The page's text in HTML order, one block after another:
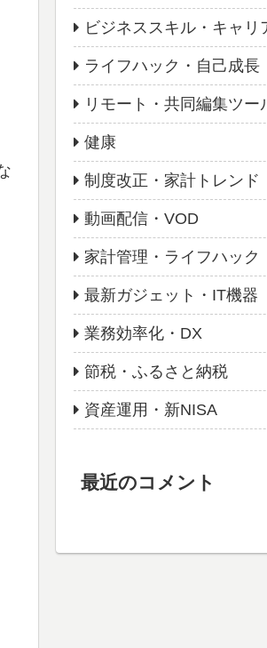
ビジネススキル・キャリ
ライフハック・自己成長
リモート・共同編集ツー
健康
制度改正・家計トレンド
動画配信・VOD
家計管理・ライフハック
最新ガジェット・IT機器
業務効率化・DX
節税・ふるさと納税
資産運用・新NISA
最近のコメント